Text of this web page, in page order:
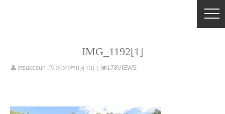
IMG_1192[1]
etsukosun 2023年8月13日 178VIEWS